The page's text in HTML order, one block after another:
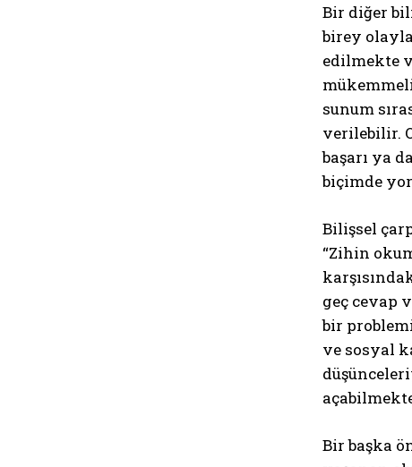
Bir diğer
birey
edilmekte
sunum
verilebilir.
başarı ya
biçimde
Bilişsel
“Zihin
geç cevap
bir
ve sosyal
Bir başka